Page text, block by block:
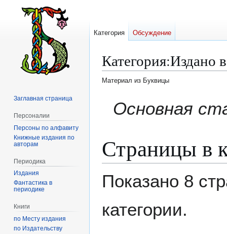
Категория:Издано
Материал из Буквицы
Основная
Страницы в
Показано 8
категории.
Категория Обсуждение
Заглавная страница
Персоналии
Персоны по алфавиту
Книжные издания по
авторам
Периодика
Издания
Фантастика в
периодике
Книги
по Месту издания
по Издательству